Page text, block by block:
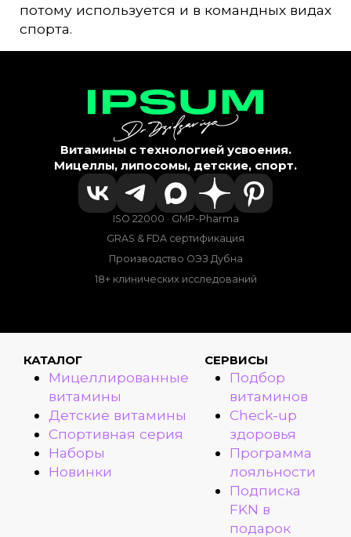
потому используется и в командных видах
спорта.
Витамины с технологией усвоения.
Мицеллы, липосомы, детские, спорт.
ISO 22000 · GMP-Pharma
GRAS & FDA сертификация
Производство ОЭЗ Дубна
18+ клинических исследований
КАТАЛОГ
Мицеллированные
витамины
Детские витамины
Спортивная серия
Наборы
Новинки
СЕРВИСЫ
Подбор
витаминов
Check-up
здоровья
Программа
лояльности
Подписка
FKN в
подарок